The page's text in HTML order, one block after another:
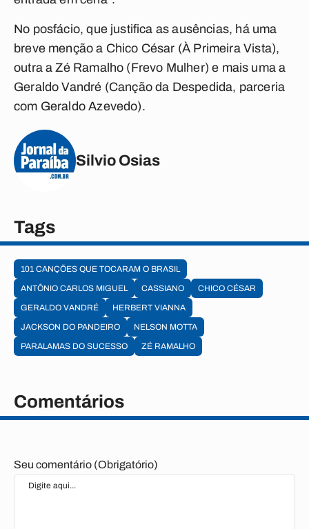
No posfácio, que justifica as ausências, há uma
breve menção a Chico César (À Primeira Vista),
outra a Zé Ramalho (Frevo Mulher) e mais uma a
Geraldo Vandré (Canção da Despedida, parceria
com Geraldo Azevedo).
Silvio Osias
Tags
101 CANÇÕES QUE TOCARAM O BRASIL
ANTÔNIO CARLOS MIGUEL
CASSIANO
CHICO CÉSAR
GERALDO VANDRÉ
HERBERT VIANNA
JACKSON DO PANDEIRO
NELSON MOTTA
PARALAMAS DO SUCESSO
ZÉ RAMALHO
Comentários
Seu comentário (Obrigatório)